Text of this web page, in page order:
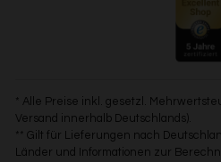
* Alle Preise inkl. gesetzl.
Versand innerhalb Deutschlands).
** Gilt für Lieferungen nach
Länder und Informationen zur
entsprechenden
Endgerät
Verwendung reduzierter
Werbeanzeigen
Erstellung von Profilen für